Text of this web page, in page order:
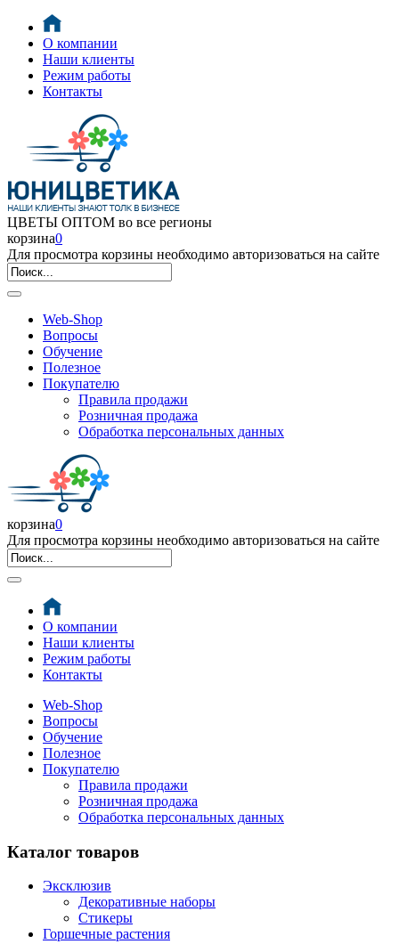
О компании
Наши клиенты
Режим работы
Контакты
ЦВЕТЫ ОПТОМ во все регионы
корзина0
Для просмотра корзины необходимо авторизоваться на сайте
Web-Shop
Вопросы
Обучение
Полезное
Покупателю
Правила продажи
Розничная продажа
Обработка персональных данных
корзина0
Для просмотра корзины необходимо авторизоваться на сайте
О компании
Наши клиенты
Режим работы
Контакты
Web-Shop
Вопросы
Обучение
Полезное
Покупателю
Правила продажи
Розничная продажа
Обработка персональных данных
Каталог товаров
Эксклюзив
Декоративные наборы
Стикеры
Горшечные растения